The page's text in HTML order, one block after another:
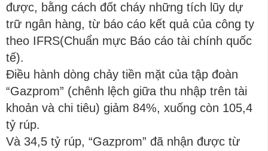
được, bằng cách đốt cháy những tích lũy dự
trữ ngân hàng, từ báo cáo kết quả của công ty
theo IFRS(Chuẩn mực Báo cáo tài chính quốc
tế).
Điều hành dòng chảy tiền mặt của tập đoàn
“Gazprom” (chênh lệch giữa thu nhập trên tài
khoản và chi tiêu) giảm 84%, xuống còn 105,4
tỷ rúp.
Và 34,5 tỷ rúp, “Gazprom” đã nhận được từ